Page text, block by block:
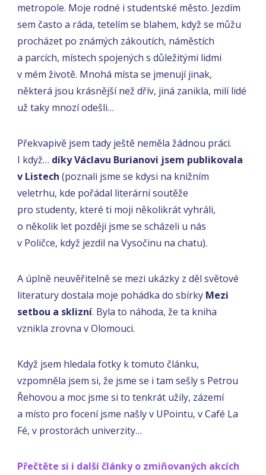
metropole. Moje rodné i studentské město. Jezdím
sem často a ráda, tetelím se blahem, když se můžu
procházet po známých zákoutích, náměstích
a parcích, místech spojených s důležitými lidmi
v mém životě. Mnohá místa se jmenují jinak,
některá jsou krásnější než dřív, jiná zanikla, milí lidé
už taky mnozí odešli…
Překvapivě jsem tady ještě neměla žádnou práci.
I když… díky Václavu Burianovi jsem publikovala
v Listech(poznali jsme se kdysi na knižním
veletrhu, kde pořádal literární soutěže
pro studenty, které ti moji několikrát vyhráli,
o několik let později jsme se scházeli u nás
v Poličce, když jezdil na Vysočinu na chatu).
A úplně neuvěřitelně se mezi ukázky z děl světové
literatury dostala moje pohádka do sbírky Mezi
setbou a sklizní. Byla to náhoda, že ta kniha
vznikla zrovna v Olomouci.
Když jsem hledala fotky k tomuto článku,
vzpomněla jsem si, že jsme se i tam sešly s Petrou
Řehovou a moc jsme si to tenkrát užily, zázemí
a místo pro focení jsme našly v UPointu, v Café La
Fé, v prostorách univerzity…
Přečtěte si i další články o zmiňovaných akcích